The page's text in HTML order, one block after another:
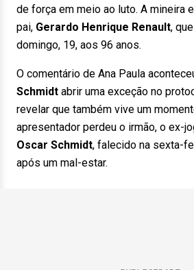
de força em meio ao luto. A mineira
pai, Gerardo Henrique Renault,
domingo, 19, aos 96 anos.
O comentário de Ana Paula
Schmidt abrir uma exceção no
revelar que também vive um
apresentador perdeu o irmão, o ex-
Oscar Schmidt, falecido na sexta-
após um mal-estar.